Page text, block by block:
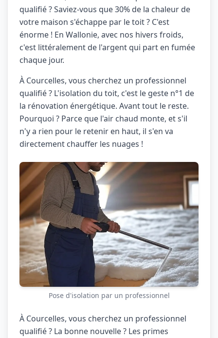
qualifié ? Saviez-vous que 30% de la chaleur de
votre maison s'échappe par le toit ? C'est
énorme ! En Wallonie, avec nos hivers froids,
c'est littéralement de l'argent qui part en fumée
chaque jour.
À Courcelles, vous cherchez un professionnel
qualifié ? L'isolation du toit, c'est le geste n°1 de
la rénovation énergétique. Avant tout le reste.
Pourquoi ? Parce que l'air chaud monte, et s'il
n'y a rien pour le retenir en haut, il s'en va
directement chauffer les nuages !
Pose d'isolation par un professionnel
À Courcelles, vous cherchez un professionnel
qualifié ? La bonne nouvelle ? Les primes